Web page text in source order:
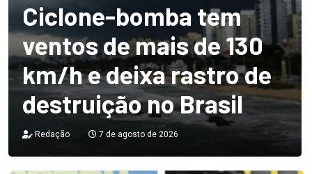
Ciclone-bomba tem
ventos de mais de 130
km/h e deixa rastro de
destruição no Brasil
Redação 7 de agosto de 2026